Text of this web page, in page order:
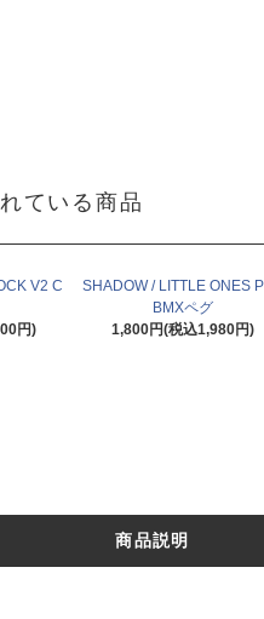
ている商品
V2 C
円)
SHADOW / LITTLE ONES
BMXペグ
1,800円(税込1,980円)
商品説明